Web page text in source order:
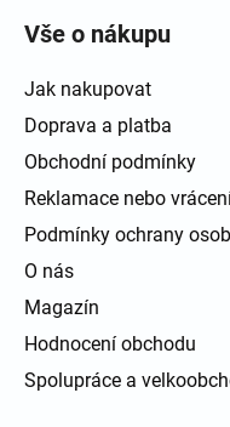
Vše o nákupu
Jak nakupovat
Doprava a platba
Obchodní podmínky
Reklamace nebo
Podmínky ochrany
O nás
Magazín
Hodnocení obchodu
Spolupráce a